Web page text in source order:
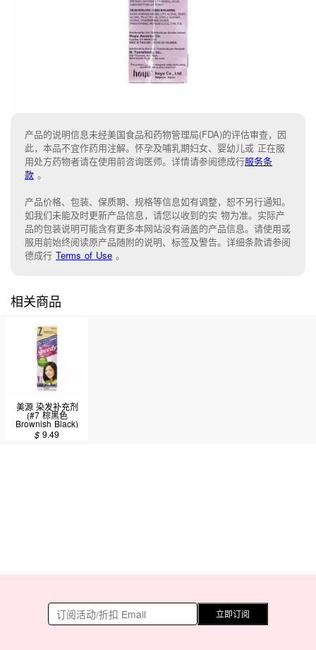
产品的说明信息未经美国食品和药物管理局(FDA)的评估审查，因
此，本品不宜作药用注解。怀孕及哺乳期妇女、婴幼儿或 正在服
用处方药物者请在使用前咨询医师。详情请参阅德成行服务条
款 。
产品价格、包装、保质期、规格等信息如有调整，恕不另行通知。
如我们未能及时更新产品信息， 请您以收到的实 物为准。 实际产
品的包装说明可能含有更多本网站没有涵盖的产品信息。请使用或
服用前始终阅读原产品随附的说明、 标签及警告。 详细条款请参阅
德成行 Terms of Use 。
相关商品
美源 染发补充剂
(#7 棕黑色
Brownish Black)
80g
$9.49
立即订阅